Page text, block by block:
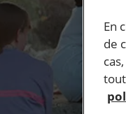
En
de